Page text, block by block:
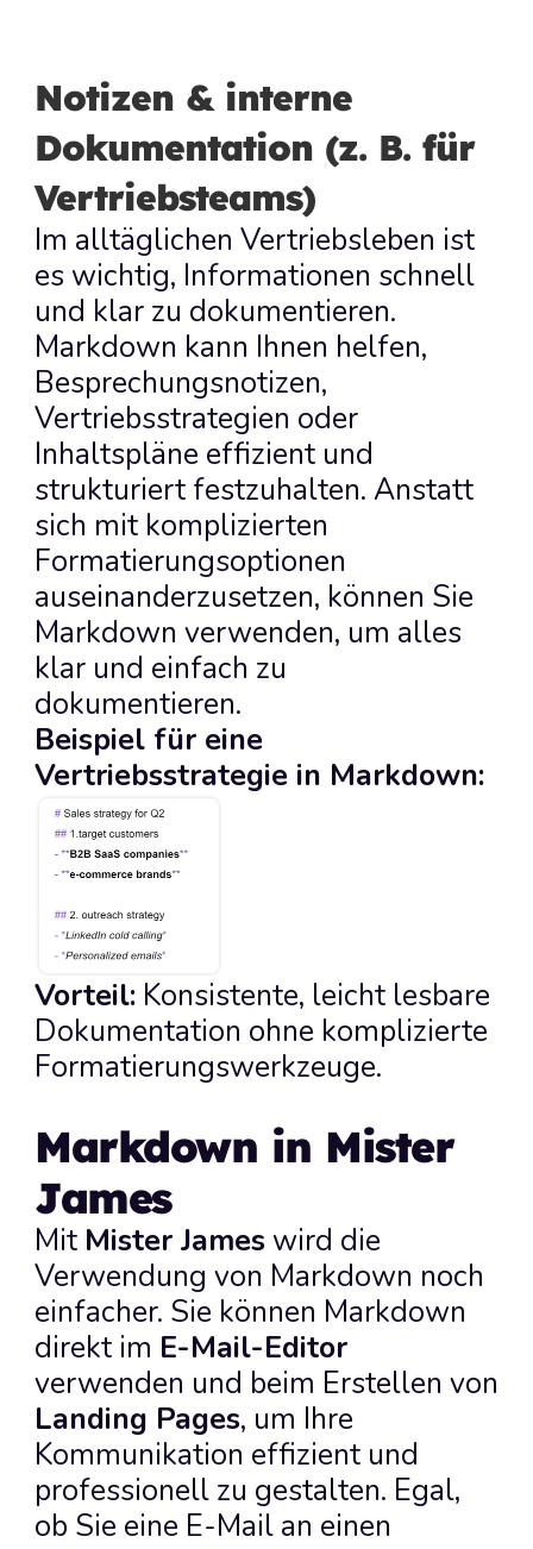
Notizen & interne
Dokumentation (z. B. für
Vertriebsteams)
Im alltäglichen Vertriebsleben ist
es wichtig, Informationen schnell
und klar zu dokumentieren.
Markdown kann Ihnen helfen,
Besprechungsnotizen,
Vertriebsstrategien oder
Inhaltspläne effizient und
strukturiert festzuhalten. Anstatt
sich mit komplizierten
Formatierungsoptionen
auseinanderzusetzen, können Sie
Markdown verwenden, um alles
klar und einfach zu
dokumentieren.
Beispiel für eine
Vertriebsstrategie in Markdown:
Vorteil: Konsistente, leicht lesbare
Dokumentation ohne komplizierte
Formatierungswerkzeuge.
Markdown in Mister
James
Mit Mister James wird die
Verwendung von Markdown noch
einfacher. Sie können Markdown
direkt im E-Mail-Editor
Landing Pages, um Ihre
Kommunikation effizient und
professionell zu gestalten. Egal,
ob Sie eine E-Mail an einen